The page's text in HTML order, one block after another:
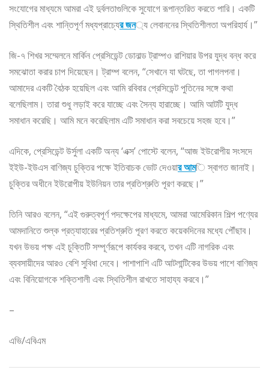
সংযোগের মাধ্যমে আমরা এই দুর্বলতাগুলিকে সুযোগে রূপান্তরিত করতে পারি। একটি
স্থিতিশীল এবং শান্তিপূর্ণ মধ্যপ্রাচ্যের জন্য লেবাননের স্থিতিশীলতা অপরিহার্য।”
জি-৭ শিখর সম্মেলনে মার্কিন প্রেসিডেন্ট ডোনাল্ড ট্রাম্পও রাশিয়ার উপর যুদ্ধ বন্ধ করে
সমঝোতা করার চাপ দিয়েছেন। ট্রাম্প বলেন, “সেখানে যা ঘটছে, তা পাগলপনা।
আমাদের একটি বৈঠক হয়েছিল এবং আমি রবিবার প্রেসিডেন্ট পুতিনের সঙ্গে কথা
বলেছিলাম। তারা শুধু লড়াই করে যাচ্ছে এবং সৈন্য হারাচ্ছে। আমি আটটি যুদ্ধ
সমাধান করেছি। আমি মনে করেছিলাম এটি সমাধান করা সবচেয়ে সহজ হবে।”
এদিকে, প্রেসিডেন্ট উর্সুলা একটি অন্য ‘এক্স’ পোস্টে বলেন, “আজ ইউরোপীয় সংসদে
ইইউ-ইউএস বাণিজ্য চুক্তির পক্ষে ইতিবাচক ভোট দেওয়ার আমি স্বাগত জানাই।
চুক্তির অধীনে ইউরোপীয় ইউনিয়ন তার প্রতিশ্রুতি পূরণ করছে।”
তিনি আরও বলেন, “এই গুরুত্বপূর্ণ পদক্ষেপের মাধ্যমে, আমরা আমেরিকান শিল্প পণ্যের
আমদানিতে শুল্ক প্রত্যাহারের প্রতিশ্রুতি পূরণ করতে কয়েকদিনের মধ্যে পৌঁছাব।
যখন উভয় পক্ষ এই চুক্তিটি সম্পূর্ণরূপে কার্যকর করবে, তখন এটি নাগরিক এবং
ব্যবসায়ীদের আরও বেশি সুবিধা দেবে। পাশাপাশি এটি আটলান্টিকের উভয় পাশে বাণিজ্য
এবং বিনিয়োগকে শক্তিশালী এবং স্থিতিশীল রাখতে সাহায্য করবে।”
–
এভি/এবিএম